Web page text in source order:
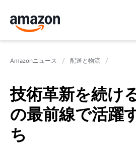
Amazonニュース 配送と物流
技術革新を続け
の最前線で活躍
ち